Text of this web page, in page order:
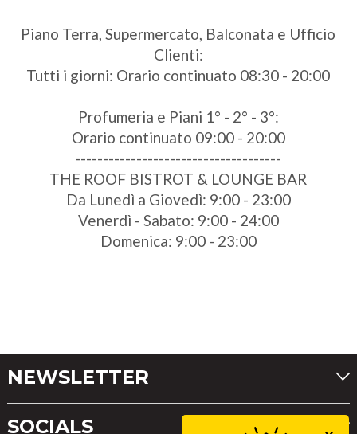
Piano Terra, Supermercato, Balconata e Ufficio
Clienti:
Tutti i giorni: Orario continuato 08:30 - 20:00
Profumeria e Piani 1° - 2° - 3°:
Orario continuato 09:00 - 20:00
-------------------------------------
THE ROOF BISTROT & LOUNGE BAR
Da Lunedì a Giovedì: 9:00 - 23:00
Venerdì - Sabato: 9:00 - 24:00
Domenica: 9:00 - 23:00
NEWSLETTER
SOCIALS